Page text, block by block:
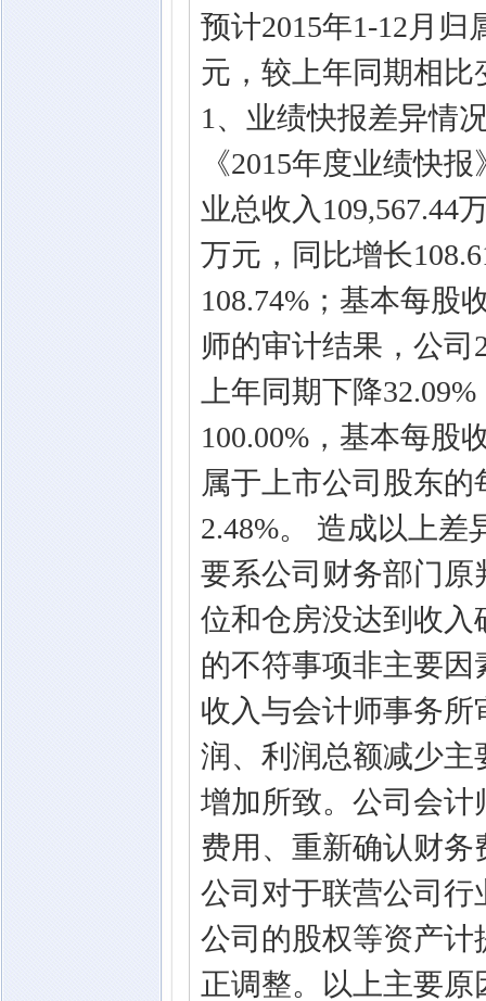
预计2015年1-12月
元，较上年同期相比
1、业绩快报差异情
《2015年度业绩快
业总收入109,567.44
万元，同比增长
108.74%；基本每股
师的审计结果，公司
上年同期下降
100.00%，基本每股
属于上市公司股东
2.48%。 造成以上
要系公司财务部门
位和仓房没达到收
的不符事项非主要
收入与会计师事务
润、利润总额减少
增加所致。公司会
费用、重新确认财
公司对于联营公司
公司的股权等资产
正调整。以上主要